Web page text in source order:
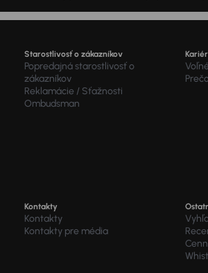
Starostlivosť o zákazníkov
Popredajná starostlivosť o
zákazníkov
Reklamácie / Sťažnosti
Ombudsman
Kontakty
Kontakty
Kontakty pre média